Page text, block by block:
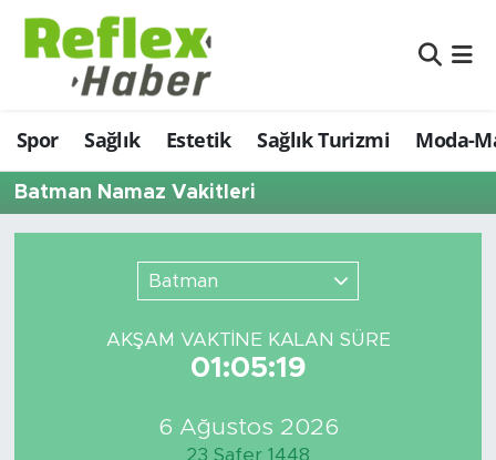
Spor Sağlık Estetik Sağlık Turizmi Moda-
Batman Namaz Vakitleri
Batman
AKŞAM VAKTİNE KALAN SÜRE
01:05:19
6 Ağustos 2026
23 Safer 1448
Eğitim
Estetik
Firmalardan
Moda-Magazin-Eğlence
Nöbetçi Eczaneler
Hava Durumu
Namaz Vakitleri
Tüm Manşetler
Son Dakika Haberleri